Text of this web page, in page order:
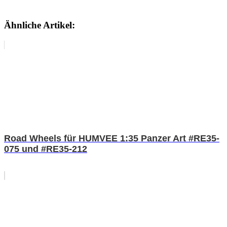
Ähnliche Artikel:
Road Wheels für HUMVEE 1:35 Panzer Art #RE35-
075 und #RE35-212